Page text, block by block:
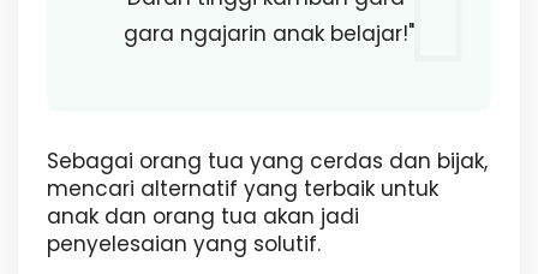
gara ngajarin anak belajar!"
Sebagai orang tua yang cerdas dan bijak,
mencari alternatif yang terbaik untuk
anak dan orang tua akan jadi
penyelesaian yang solutif.